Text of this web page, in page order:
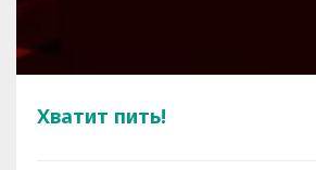
Хватит пить!